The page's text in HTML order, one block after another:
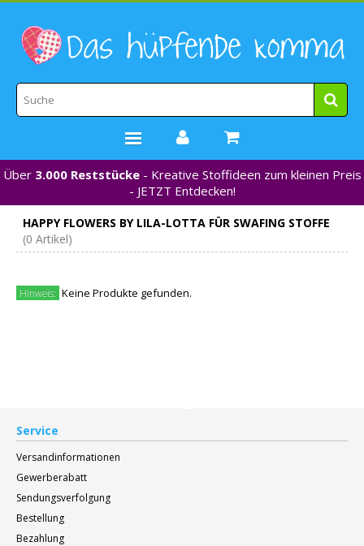
STOFFE
WEBBÄNDER
MARKEN
*NEU*
GUTSCHEINE
Über 3.000 Reststücke- Kreative Stoffideen zum kleinen Preis
- JETZT Entdecken!
HAPPY FLOWERS BY LILA-LOTTA FÜR SWAFING STOFFE
(0 Artikel)
Hinweis: Keine Produkte gefunden.
Service
Versandinformationen
Gewerberabatt
Sendungsverfolgung
Bestellung
Bezahlung